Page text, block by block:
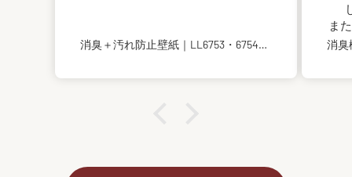
消臭＋汚れ防止壁紙｜LL6753・6754｜のり付き壁紙
ま